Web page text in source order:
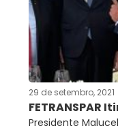
29 de setembro, 2021
FETRANSPAR
Presidente